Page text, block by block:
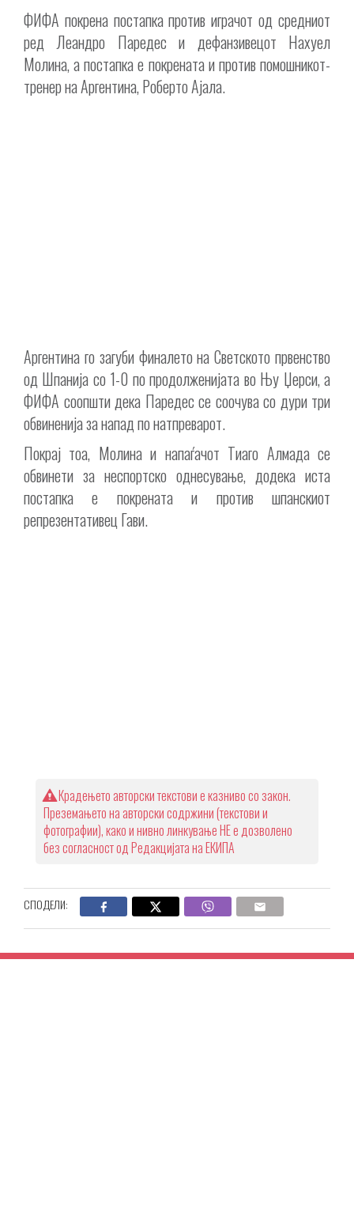
ФИФА покрена постапка против играчот од средниот
ред Леандро Паредес и дефанзивецот Нахуел
Молина, а постапка е покрената и против помошникот-
тренер на Аргентина, Роберто Ајала.
Аргентина го загуби финалето на Светското првенство
од Шпанија со 1-0 по продолженијата во Њу Џерси, а
ФИФА соопшти дека Паредес се соочува со дури три
обвиненија за напад по натпреварот.
Покрај тоа, Молина и напаѓачот Тиаго Алмада се
обвинети за неспортско однесување, додека иста
постапка е покрената и против шпанскиот
репрезентативец Гави.
Крадењето авторски текстови е казниво со закон.
Преземањето на авторски содржини (текстови и
фотографии), како и нивно линкување НЕ е дозволено
без согласност од Редакцијата на ЕКИПА
СПОДЕЛИ: